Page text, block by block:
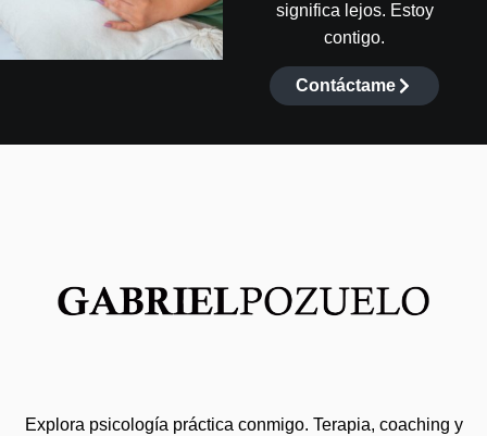
significa lejos. Estoy
contigo.
Contáctame
Explora psicología práctica conmigo. Terapia, coaching y